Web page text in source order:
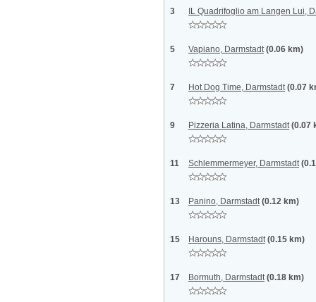
3 IL Quadrifoglio am Langen Lui,
5 Vapiano, Darmstadt (0.06 km)
7 Hot Dog Time, Darmstadt (0.07
9 Pizzeria Latina, Darmstadt (0.07
11 Schlemmermeyer, Darmstadt
13 Panino, Darmstadt (0.12 km)
15 Harouns, Darmstadt (0.15 km)
17 Bormuth, Darmstadt (0.18 km)